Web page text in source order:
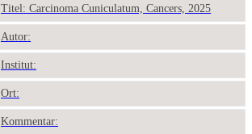
Titel: Carcinoma Cuniculatum, Cancers, 2025
Autor:
Institut:
Ort:
Kommentar: